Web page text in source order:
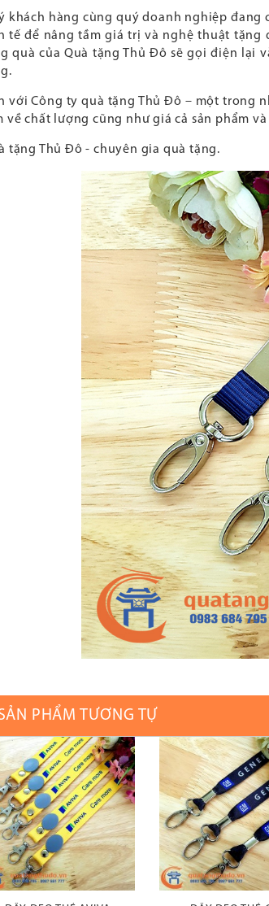
khách hàng cùng quý doanh nghiệp đang
tế để nâng tầm giá trị và nghệ thuật tặng
quà của Quà tặng Thủ Đô sẽ gọi điện lại
với Công ty quà tặng Thủ Đô – một trong
về chất lượng cũng như giá cả sản phẩm
tặng Thủ Đô - chuyên gia quà tặng.
PHẨM TƯƠNG TỰ